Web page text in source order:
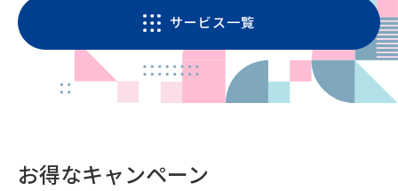
サービス一覧
お得なキャンペーン